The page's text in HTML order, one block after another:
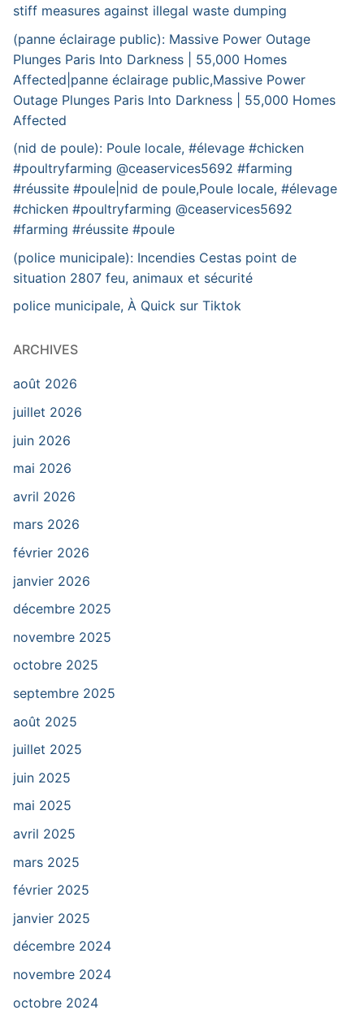
stiff measures against illegal waste dumping
(panne éclairage public): Massive Power Outage
Plunges Paris Into Darkness | 55,000 Homes
Affected|panne éclairage public,Massive Power
Outage Plunges Paris Into Darkness | 55,000 Homes
Affected
(nid de poule): Poule locale, #élevage #chicken
#poultryfarming @ceaservices5692 #farming
#réussite #poule|nid de poule,Poule locale, #élevage
#chicken #poultryfarming @ceaservices5692
#farming #réussite #poule
(police municipale): Incendies Cestas point de
situation 2807 feu, animaux et sécurité
police municipale, À Quick sur Tiktok
ARCHIVES
août 2026
juillet 2026
juin 2026
mai 2026
avril 2026
mars 2026
février 2026
janvier 2026
décembre 2025
novembre 2025
octobre 2025
septembre 2025
août 2025
juillet 2025
juin 2025
mai 2025
avril 2025
mars 2025
février 2025
janvier 2025
décembre 2024
novembre 2024
octobre 2024